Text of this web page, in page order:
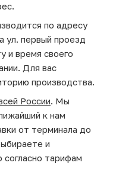
по адресу
ул. первый проезд
и время своего
Для вас
производства.
России. Мы
к нам
от терминала до
и
согласно тарифам